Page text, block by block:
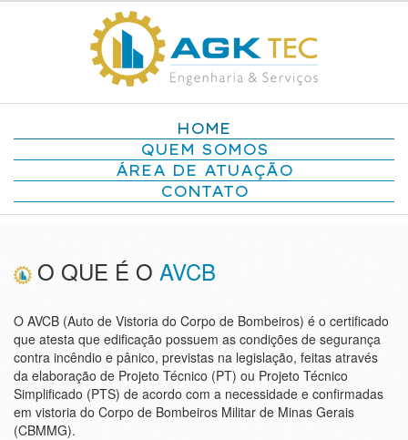
HOME
QUEM SOMOS
ÁREA DE ATUAÇÃO
CONTATO
O QUE É O AVCB
O AVCB (Auto de Vistoria do Corpo de Bombeiros) é o certificado
que atesta que edificação possuem as condições de segurança
contra incêndio e pânico, previstas na legislação, feitas através
da elaboração de Projeto Técnico (PT) ou Projeto Técnico
Simplificado (PTS) de acordo com a necessidade e confirmadas
em vistoria do Corpo de Bombeiros Militar de Minas Gerais
(CBMMG).